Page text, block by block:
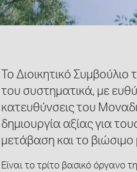
Το Διοικητικό
του συστηματικά, με
κατευθύνσεις του
δημιουργία αξίας για
μετάβαση και το βιώσιμο
Είναι το τρίτο βασικό όργανο